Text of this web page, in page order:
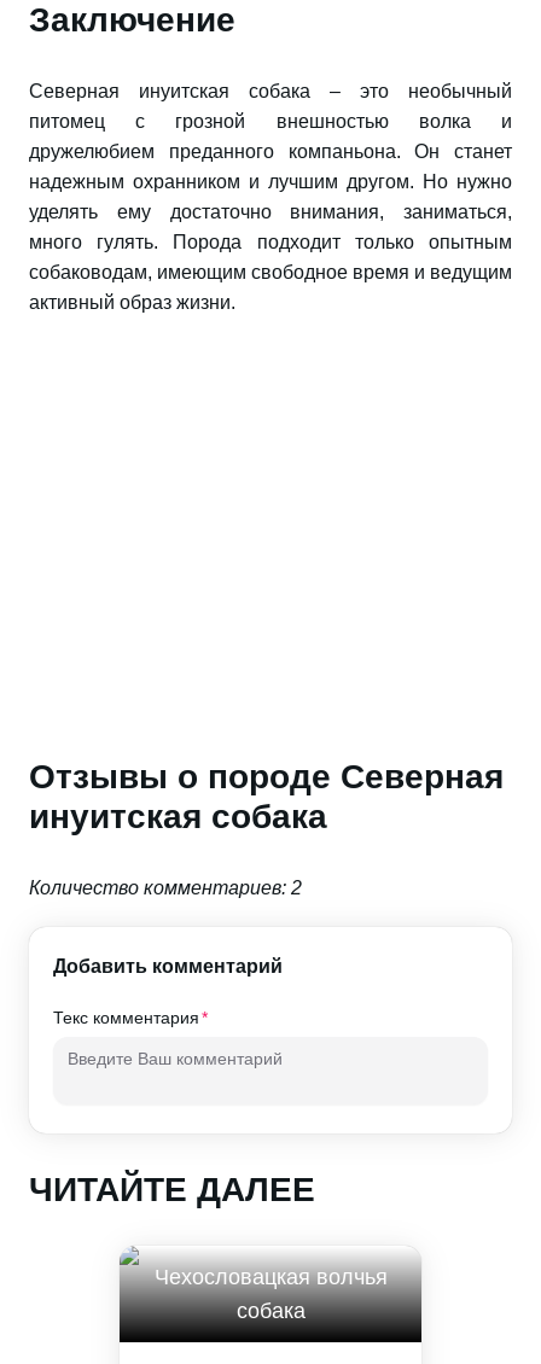
Заключение
Северная инуитская собака – это необычный
питомец с грозной внешностью волка и
дружелюбием преданного компаньона. Он станет
надежным охранником и лучшим другом. Но нужно
уделять ему достаточно внимания, заниматься,
много гулять. Порода подходит только опытным
собаководам, имеющим свободное время и ведущим
активный образ жизни.
Отзывы о породе Северная
инуитская собака
Количество комментариев: 2
Добавить комментарий
Текс комментария
ЧИТАЙТЕ ДАЛЕЕ
Чехословацкая волчья
собака